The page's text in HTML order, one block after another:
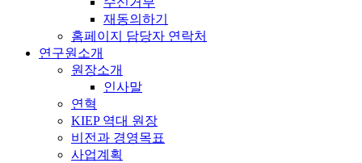
재동의하기
홈페이지 담당자 연락처
연구원소개
원장소개
인사말
연혁
KIEP 역대 원장
비전과 경영목표
사업계획